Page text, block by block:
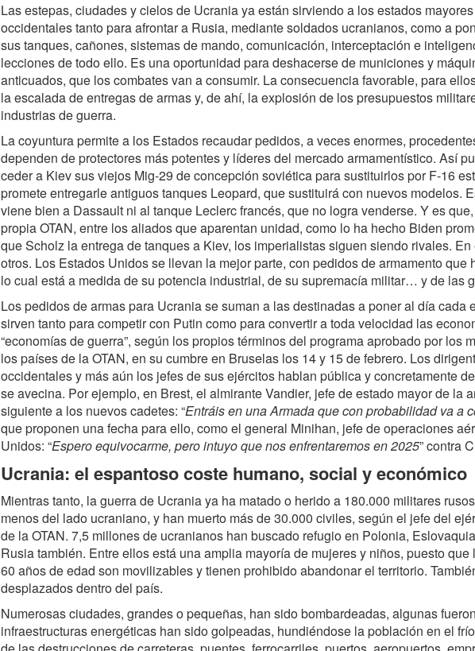
Las estepas, ciudades y cielos de Ucrania ya están sirviendo a los estados
occidentales tanto para afrontar a Rusia, mediante soldados ucranianos, como a
sus tanques, cañones, sistemas de mando, comunicación, interceptación e
lecciones de todo ello. Es una oportunidad para deshacerse de municiones y
anticuados, que los combates van a consumir. La consecuencia favorable, para
la escalada de entregas de armas y, de ahí, la explosión de los presupuestos
industrias de guerra.
La coyuntura permite a los Estados recaudar pedidos, a veces enormes,
dependen de protectores más potentes y líderes del mercado armamentístico. Así
ceder a Kiev sus viejos Mig-29 de concepción soviética para sustituirlos por F-16
promete entregarle antiguos tanques Leopard, que sustituirá con nuevos modelos.
viene bien a Dassault ni al tanque Leclerc francés, que no logra venderse. Y es
propia OTAN, entre los aliados que aparentan unidad, como lo ha hecho Biden
que Scholz la entrega de tanques a Kiev, los imperialistas siguen siendo rivales.
otros. Los Estados Unidos se llevan la mejor parte, con pedidos de armamento que
lo cual está a medida de su potencia industrial, de su supremacía militar… y de las
Los pedidos de armas para Ucrania se suman a las destinadas a poner al día cada
sirven tanto para competir con Putin como para convertir a toda velocidad las
“economías de guerra”, según los propios términos del programa aprobado por los
los países de la OTAN, en su cumbre en Bruselas los 14 y 15 de febrero. Los
occidentales y más aún los jefes de sus ejércitos hablan pública y concretamente
se avecina. Por ejemplo, en Brest, el almirante Vandier, jefe de estado mayor de la
siguiente a los nuevos cadetes: “Entráis en una Armada que con probabilidad va a
que proponen una fecha para ello, como el general Minihan, jefe de operaciones
Unidos: “Espero equivocarme, pero intuyo que nos enfrentaremos en 2025” contra
Ucrania: el espantoso coste humano, social y económico
Mientras tanto, la guerra de Ucrania ya ha matado o herido a 180.000 militares
menos del lado ucraniano, y han muerto más de 30.000 civiles, según el jefe del
de la OTAN. 7,5 millones de ucranianos han buscado refugio en Polonia,
Rusia también. Entre ellos está una amplia mayoría de mujeres y niños, puesto que
60 años de edad son movilizables y tienen prohibido abandonar el territorio.
desplazados dentro del país.
Numerosas ciudades, grandes o pequeñas, han sido bombardeadas, algunas
infraestructuras energéticas han sido golpeadas, hundiéndose la población en el